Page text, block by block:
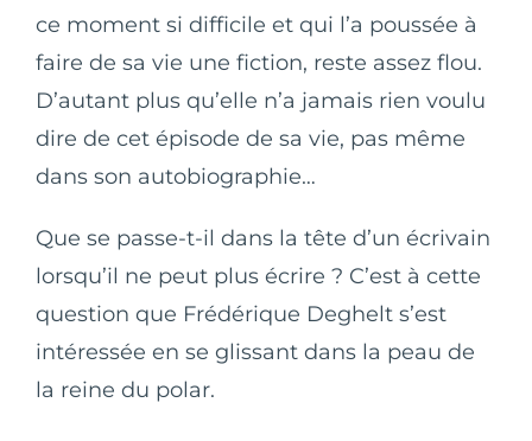
ce moment si difficile et qui l’a poussée à
faire de sa vie une fiction, reste assez flou.
D’autant plus qu’elle n’a jamais rien voulu
dire de cet épisode de sa vie, pas même
dans son autobiographie…
Que se passe-t-il dans la tête d’un écrivain
lorsqu’il ne peut plus écrire ? C’est à cette
question que Frédérique Deghelt s’est
intéressée en se glissant dans la peau de
la reine du polar.